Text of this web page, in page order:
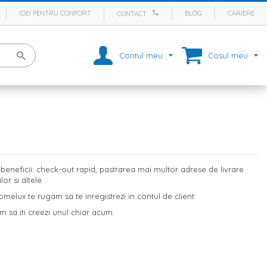
IDEI PENTRU CONFORT CONTACT BLOG CARIERE
Contul meu Cosul meu
check-out rapid, pastrarea mai multor adrese de livrare
si altele.
te rugam sa te inregistrezi in contul de client.
sa iti creezi unul chiar acum.